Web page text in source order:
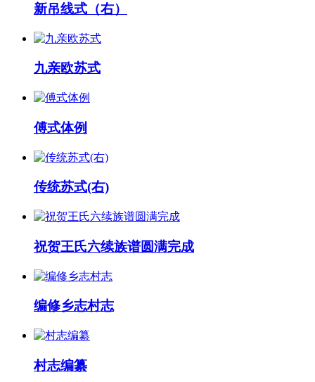
新吊线式（右）
九亲欧苏式
傅式体例
传统苏式(右)
祝贺王氏六续族谱圆满完成
编修乡志村志
村志编纂